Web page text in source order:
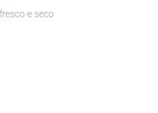
e seco